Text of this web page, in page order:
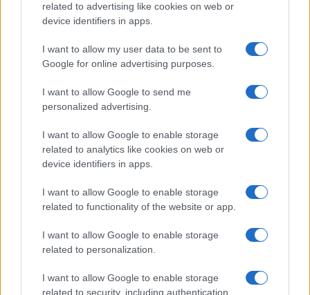
related to advertising like cookies on web or
device identifiers in apps.
I want to allow my user data to be sent to
Google for online advertising purposes.
I want to allow Google to send me
personalized advertising.
I want to allow Google to enable storage
related to analytics like cookies on web or
device identifiers in apps.
I want to allow Google to enable storage
related to functionality of the website or app.
I want to allow Google to enable storage
related to personalization.
I want to allow Google to enable storage
related to security, including authentication